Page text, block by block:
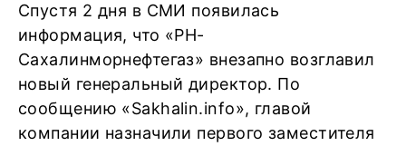
Спустя 2 дня в СМИ появилась
информация, что «РН-
Сахалинморнефтегаз» внезапно возглавил
новый генеральный директор. По
сообщению «Sakhalin.info», главой
компании назначили первого заместителя